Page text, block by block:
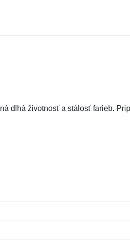
dlhá životnosť a stálosť farieb.